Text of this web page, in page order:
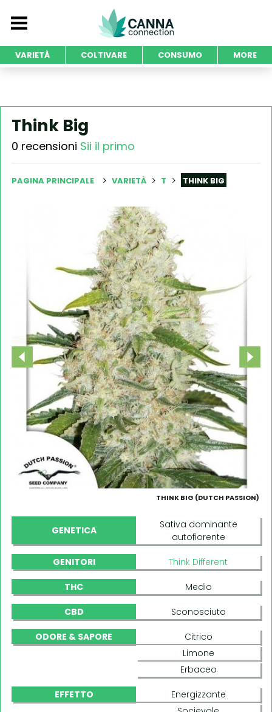
VARIETÀ COLTIVARE CONSUMO MORE
Think Big
0 recensioni Sii il primo
PAGINA PRINCIPALE VARIETÀ T THINK BIG
THINK BIG (DUTCH PASSION)
GENETICA
Sativa dominante
autofiorente
GENITORI Think Different
THC Medio
CBD Sconosciuto
ODORE & SAPORE
Citrico
Limone
Erbaceo
EFFETTO
Energizzante